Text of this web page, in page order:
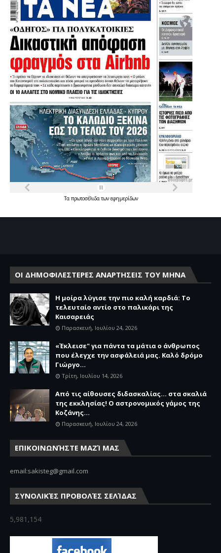
Τα πρωτοσέλιδατων εφημερίδων
ΟΙ ΔΗΜΟΦΙΛΕΣΤΕΡΕΣ ΑΝΑΡΤΗΣΕΙΣ ΤΟΥ ΜΗΝΑ
Η μοίρα λύγισε την πιο καλή καρδιά: Το
τελευταίο αντίο στο παλικάρι της
Καισαρειάς
Παρασκευή, Ιουλίου 24, 2026
«Έκλεισε" για πάντα τα μάτια ο άνθρωπος
που έλεγχε την ασφάλειά μας. Καλό δρόμο
Γιώργο...
Τρίτη, Ιουλίου 14, 2026
Από τις αίθουσες διδασκαλίας… στα σκαλιά
της εκκλησίας! Ο αστρονομικός γάμος της
Κοζάνης...
Παρασκευή, Ιουλίου 24, 2026
ΕΠΙΚΟΙΝΩΝΉΣΤΕ ΜΑΖΊ ΜΑΣ
email:sakisteg@gmail.com
ΣΥΝΟΛΙΚΈΣ ΠΡΟΒΟΛΈΣ ΣΕΛΊΔΑΣ
5,981,154